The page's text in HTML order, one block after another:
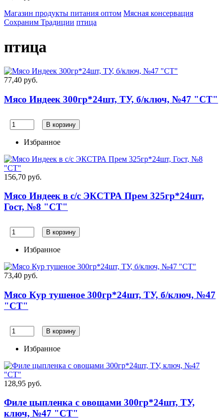
Магазин продукты питания оптом Мясная консервация
Сохраним Традиции птица
птица
77,40 руб.
Мясо Индеек 300гр*24шт, ТУ, б/ключ, №47 "СТ"
В корзину
Избранное
156,70 руб.
Мясо Индеек в с/с ЭКСТРА Прем 325гр*24шт,
Гост, №8 "СТ"
В корзину
Избранное
73,40 руб.
Мясо Кур тушеное 300гр*24шт, ТУ, б/ключ, №47
"СТ"
В корзину
Избранное
128,95 руб.
Филе цыпленка с овощами 300гр*24шт, ТУ,
ключ, №47 "СТ"